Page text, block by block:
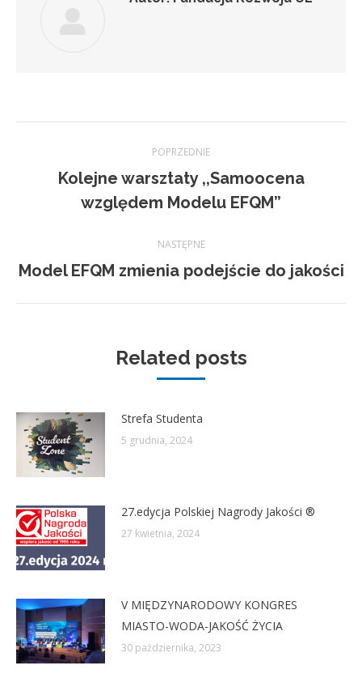
wpisów
POPRZEDNIE
Poprzedni
wpis:
Kolejne warsztaty ,,Samoocena
względem Modelu EFQM”
NASTĘPNE
Następny
Model EFQM zmienia podejście do jakości
Related posts
Strefa Studenta
5 grudnia, 2024
27.edycja Polskiej Nagrody Jakości ®
27 kwietnia, 2024
V MIĘDZYNARODOWY KONGRES
MIASTO-WODA-JAKOŚĆ ŻYCIA
30 października, 2023